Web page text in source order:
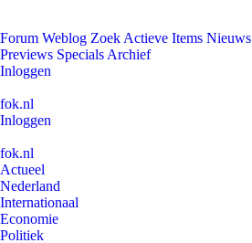
Forum Weblog Zoek Actieve Items Nieuws
Previews Specials Archief
Inloggen
fok.nl
Inloggen
fok.nl
Actueel
Nederland
Internationaal
Economie
Politiek